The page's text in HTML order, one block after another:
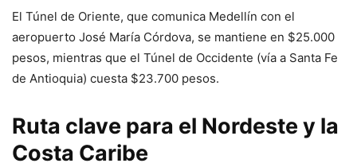
El Túnel de Oriente, que comunica Medellín con el
aeropuerto José María Córdova, se mantiene en $25.000
pesos, mientras que el Túnel de Occidente (vía a Santa Fe
de Antioquia) cuesta $23.700 pesos.
Ruta clave para el Nordeste y la
Costa Caribe